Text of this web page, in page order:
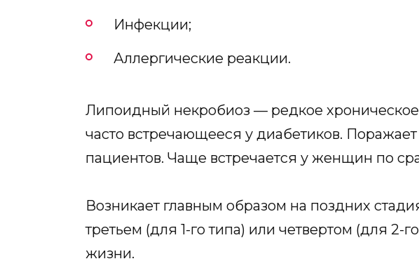
Инфекции;
Аллергические реакции.
Липоидный некробиоз — редкое
часто встречающееся у диабетиков.
пациентов. Чаще встречается у женщин по
Возникает главным образом на поздних
третьем (для 1-го типа) или четвертом (для 2-
жизни.